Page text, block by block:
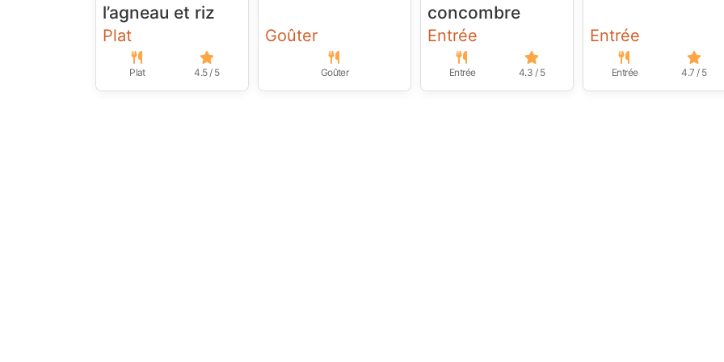
l’agneau et riz
Plat
Plat 4.5 / 5
Goûter
Goûter
concombre
Entrée
Entrée 4.3 / 5
Entrée
Entrée 4.7 / 5